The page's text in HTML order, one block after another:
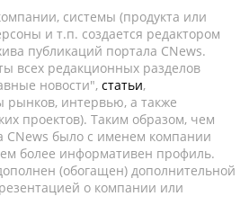
системы (продукта или
и т.п. создается редактором
публикаций портала CNews.
всех редакционных разделов
новости", статьи,
рынков, интервью, а также
проектов). Таким образом, чем
CNews было с именем компании
более информативен профиль.
(обогащен) дополнительной
о компании или